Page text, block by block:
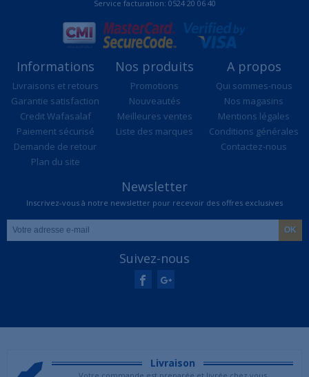
Service facturation: 0524 20 06 40
Informations
Livraisons et retours
Garantie satisfaction
Credit Wafasalaf
Paiement sécurisé
Demande de retour
Plan du site
Nos produits
Promotions
Nouveautés
Meilleures ventes
Liste des marques
A propos
Qui sommes-nous
Nos magasins
Mentions légales
Conditions générales
Contactez-nous
Newsletter
Inscrivez-vous à notre newsletter pour recevoir des offres exclusives
Suivez-nous
Livraison